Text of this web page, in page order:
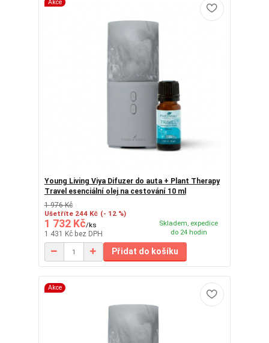
Akce
Young Living Viya Difuzer do auta + Plant Therapy
Travel esenciální olej na cestování 10 ml
1 976 Kč
Ušetříte 244 Kč (- 12 %)
1 732 Kč/ks
1 431 Kč bez DPH
Skladem, expedice
do 24 hodin
Přidat do košíku
Akce